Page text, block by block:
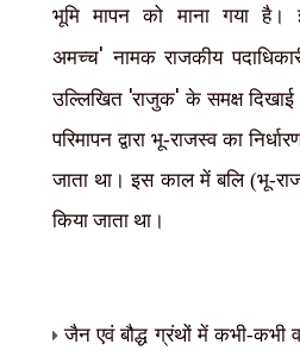
भूमि मापन को माना गया
अमच्च'नामक राजकीय
उल्लिखित 'राजुक'के समक्ष
परिमापन द्वारा भू-राजस्व का
जाता था। इस काल में बलि (भू-
किया जाता था।
जैन एवं बौद्ध ग्रंथों में कभी-कभी